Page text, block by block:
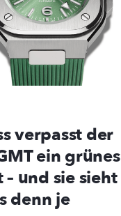
verpasst der
ein grünes
und sie sieht
denn je